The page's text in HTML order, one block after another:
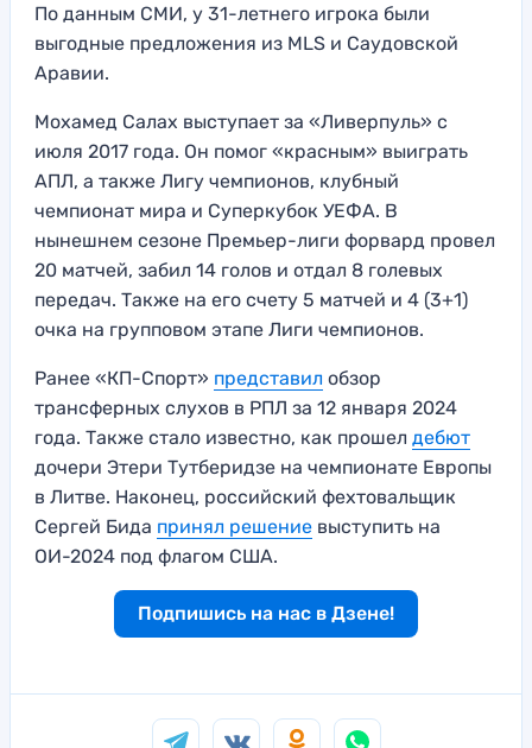
По данным СМИ, у 31-летнего игрока были
выгодные предложения из MLS и Саудовской
Аравии.
Мохамед Салах выступает за «Ливерпуль» с
июля 2017 года. Он помог «красным» выиграть
АПЛ, а также Лигу чемпионов, клубный
чемпионат мира и Суперкубок УЕФА. В
нынешнем сезоне Премьер-лиги форвард провел
20 матчей, забил 14 голов и отдал 8 голевых
передач. Также на его счету 5 матчей и 4 (3+1)
очка на групповом этапе Лиги чемпионов.
Ранее «КП-Спорт» представил обзор
трансферных слухов в РПЛ за 12 января 2024
года. Также стало известно, как прошел дебют
дочери Этери Тутберидзе на чемпионате Европы
в Литве. Наконец, российский фехтовальщик
Сергей Бида принял решение выступить на
ОИ-2024 под флагом США.
Подпишись на нас в Дзене!